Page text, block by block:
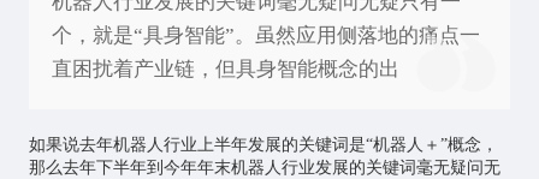
个，就是“具身智能”。虽然应用侧落地的痛点一
直困扰着产业链，但具身智能概念的出
如果说去年机器人行业上半年发展的关键词是“机器人＋”概念，
那么去年下半年到今年年末机器人行业发展的关键词毫无疑问无